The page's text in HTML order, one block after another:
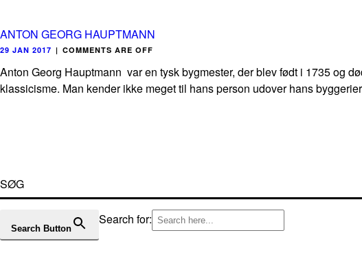
ANTON GEORG HAUPTMANN
29 JAN 2017 | COMMENTS ARE OFF
Anton Georg Hauptmann var en tysk bygmester, der blev født i 1735 og
klassicisme. Man kender ikke meget til hans person udover hans
SØG
Search for:
Search Button